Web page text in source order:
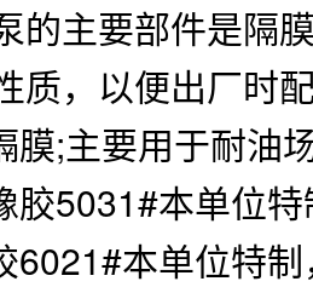
主要部件是隔膜
质，以便出厂时
;主要用于耐油
5031#本单位特
本单位特制